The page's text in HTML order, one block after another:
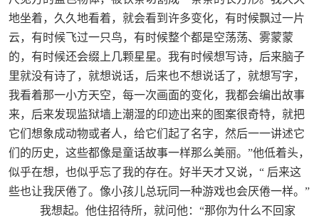
地坐着，久久地看着，就会看到许多变化，有时候飘过一片
云，有时候飞过一只鸟，有时候整个都是空荡荡、雾蒙蒙
的，有时候还会缀上几颗星星。我有时候想写诗，后来脑子
里就没有诗了，就想说话，后来也不想说话了，就想写字，
我看着那一小方天空，每一次画面的变化，我都会编出故事
来，后来发现监狱墙上潮湿的印迹出来的图案很奇特，就把
它们想象成动物或者人，给它们起了名字，然后一一讲述它
们的历史，这些都像是童话故事一样那么美丽。”他低着头，
似乎在想，也似乎忘了我的存在。好半天才又说，“ 后来这
些也让我厌倦了。像小孩儿总玩同一种游戏也会厌倦一样。”
我想起。他住招待所，就问他：“那你为什么不回家